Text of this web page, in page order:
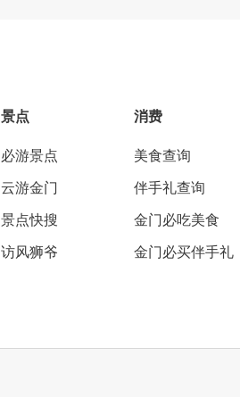
景点
必游景点
云游金门
景点快搜
访风狮爷
消费
美食查询
伴手礼查询
金门必吃美食
金门必买伴手礼